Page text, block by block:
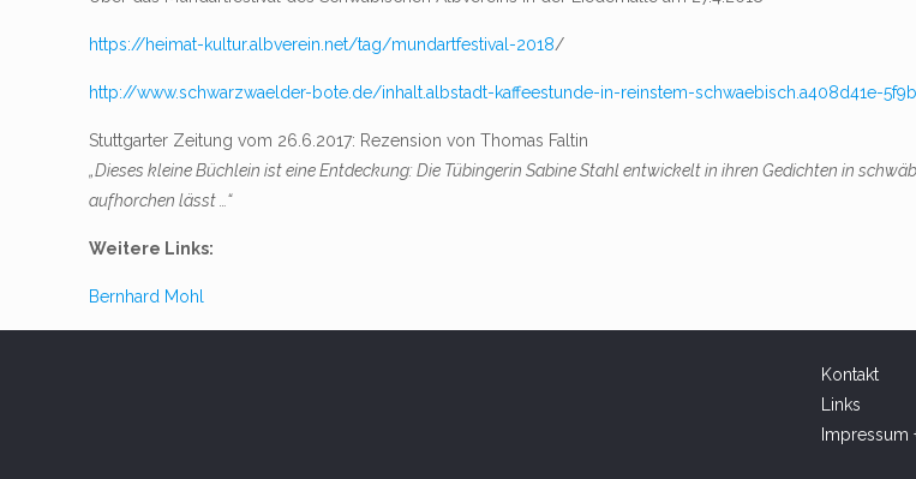
https://heimat-kultur.albverein.net/tag/mundartfestival-2018/
http://www.schwarzwaelder-bote.de/inhalt.albstadt-kaffeestunde-in-reinstem-schwaebisch.a408d41e-
Stuttgarter Zeitung vom 26.6.2017: Rezension von Thomas Faltin
„Dieses kleine Büchlein ist eine Entdeckung: Die Tübingerin Sabine Stahl entwickelt in ihren Gedichten in
aufhorchen lässt …“
Weitere Links:
Bernhard Mohl
Kontakt
Links
Impressum